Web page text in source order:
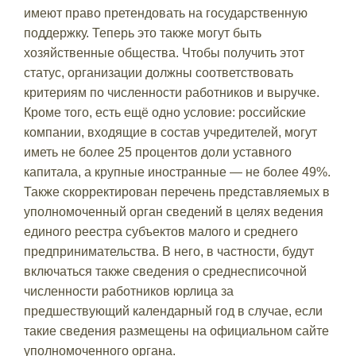
имеют право претендовать на государственную
поддержку. Теперь это также могут быть
хозяйственные общества. Чтобы получить этот
статус, организации должны соответствовать
критериям по численности работников и выручке.
Кроме того, есть ещё одно условие: российские
компании, входящие в состав учредителей, могут
иметь не более 25 процентов доли уставного
капитала, а крупные иностранные — не более 49%.
Также скорректирован перечень представляемых в
уполномоченный орган сведений в целях ведения
единого реестра субъектов малого и среднего
предпринимательства. В него, в частности, будут
включаться также сведения о среднесписочной
численности работников юрлица за
предшествующий календарный год в случае, если
такие сведения размещены на официальном сайте
уполномоченного органа.